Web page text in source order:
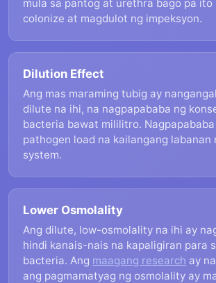
mula sa pantog at urethra bago pa ito
colonize at magdulot ng impeksyon.
Dilution Effect
Ang mas maraming tubig ay
dilute na ihi, na nagpapababa ng
bacteria bawat mililitro.
pathogen load na kailangang labanan
system.
Lower Osmolality
Ang dilute, low-osmolality na ihi ay
hindi kanais-nais na kapaligiran para
bacteria. Ang maagang research ay
ang pagmamatyag ng osmolality ay